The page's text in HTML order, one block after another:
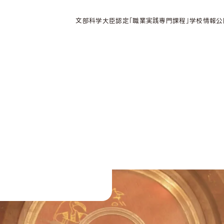
文部科学大臣認定「職業実践専門課程」学校情報